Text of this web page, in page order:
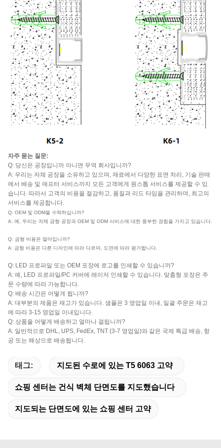
자주 묻는 질문:
Q: 당신은 공장입니까 아니면 무역 회사입니까?
A: 우리는 자체 공장을 소유하고 있으며, 재료에서 다양한 표면 처리, 기술 판매
에서 배송 및 애프터 서비스까지 모든 고객에게 원스톱 서비스를 제공할 수 있
습니다. 따라서 고객의 비용을 절감하고, 품질과 리드 타임을 관리하며, 최고의
서비스를 제공합니다.
Q: OEM 및 ODM을 수락하십니까?
A: 예, 우리는 자체 금형 공장과 OEM 및 ODM 서비스에 대한 풍부한 경험을 가지고 있습니다.
Q: 금형 비용은 얼마입니까?
A: 금형 비용은 다른 디자인에 따라 다르며, 도면에 따라 평가합니다.
Q: LED 프로파일 또는 OEM 포장에 로고를 인쇄할 수 있습니까?
A: 예, LED 프로파일/PC 커버에 레이저 인쇄할 수 있습니다. 맞춤형 포장은 주
문 수량에 따라 가능합니다.
Q: 배송 시간은 어떻게 됩니까?
A: 대부분의 제품은 재고가 있습니다. 샘플은 3 영업일 이내, 일괄 주문은 재고
에 따라 3-15 영업일 이내입니다.
Q: 상품을 어떻게 배송하고 얼마나 걸립니까?
A: 일반적으로 DHL, UPS, FedEx, TNT (3-7 영업일)와 같은 국제 특급 배송, 항
공 또는 해상으로 배송됩니다.
태그: 지도된 수로에 있는 T5 6063 고약
쇼핑 센터는 건식 벽체 단면도를 지도했습니다
지도되는 단면도에 있는 쇼핑 센터 고약